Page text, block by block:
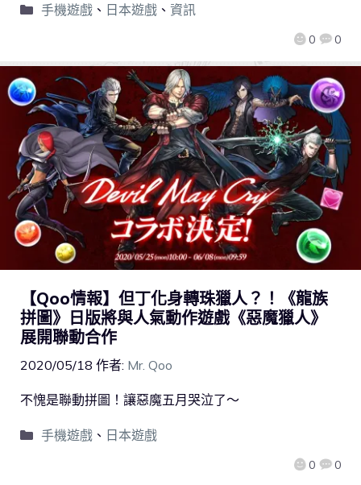
0 0
手機遊戲、 日本遊戲、 資訊
【Qoo情報】但丁化身轉珠獵人？！《龍族
拼圖》日版將與人氣動作遊戲《惡魔獵人》
展開聯動合作
2020/05/18 作者: Mr. Qoo
0 0
不愧是聯動拼圖！讓惡魔五月哭泣了～
手機遊戲、 日本遊戲